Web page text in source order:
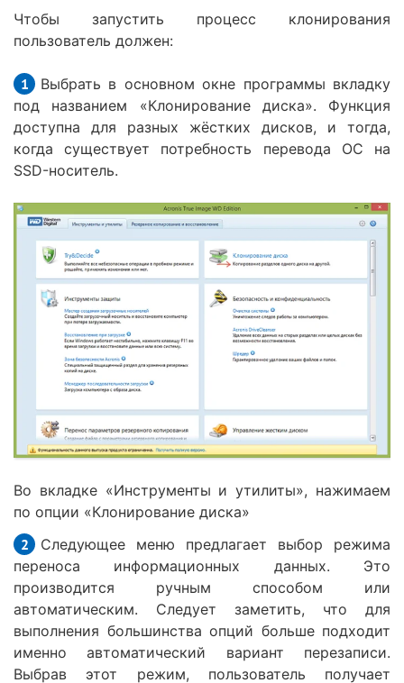
Чтобы запустить процесс клонирования
пользователь должен:
Выбрать в основном окне программы вкладку
под названием «Клонирование диска». Функция
доступна для разных жёстких дисков, и тогда,
когда существует потребность перевода ОС на
SSD-носитель.
Во вкладке «Инструменты и утилиты», нажимаем
по опции «Клонирование диска»
Следующее меню предлагает выбор режима
переноса информационных данных. Это
производится ручным способом или
автоматическим. Следует заметить, что для
выполнения большинства опций больше подходит
именно автоматический вариант перезаписи.
Выбрав этот режим, пользователь получает